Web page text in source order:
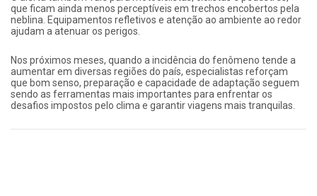
que ficam ainda menos perceptíveis em trechos encobertos pela
neblina. Equipamentos refletivos e atenção ao ambiente ao redor
ajudam a atenuar os perigos.
Nos próximos meses, quando a incidência do fenômeno tende a
aumentar em diversas regiões do país, especialistas reforçam
que bom senso, preparação e capacidade de adaptação seguem
sendo as ferramentas mais importantes para enfrentar os
desafios impostos pelo clima e garantir viagens mais tranquilas.